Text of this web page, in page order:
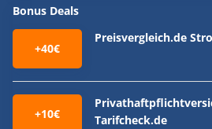
Bonus Deals
+40€
Preisvergleich.de
+10€
Tarifcheck.de